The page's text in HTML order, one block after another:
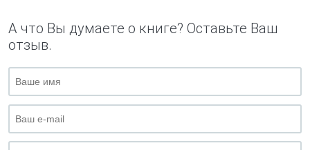
А что Вы думаете о книге? Оставьте Ваш
отзыв.